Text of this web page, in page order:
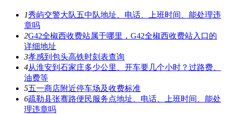
1秀屿交警大队五中队地址、电话、上班时间、能处理违
章吗
2G42全椒西收费站属于哪里，G42全椒西收费站入口的
详细地址
3孝感到包头高铁时刻表查询
4从淮安到石家庄多少公里、开车要几个小时？过路费、
油费等
5五一商店附近停车场及收费标准
6疏勒县张骞路便民服务点地址、电话、上班时间、能处
理违章吗